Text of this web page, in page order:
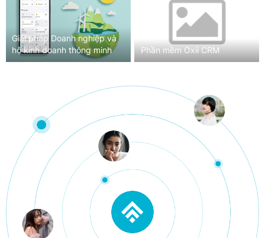
Giải pháp Doanh nghiệp và
hộ kinh doanh thông minh
Phần mềm Oxii CRM